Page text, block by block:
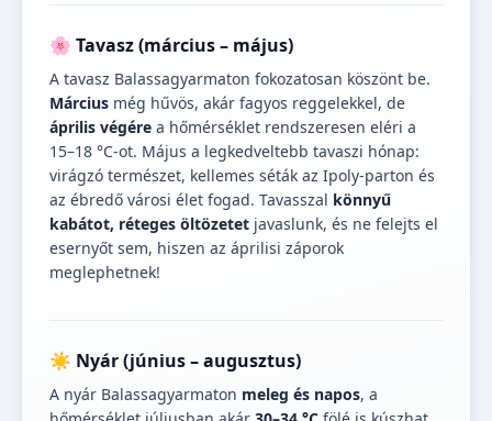
🌸 Tavasz (március – május)
A tavasz Balassagyarmaton fokozatosan köszönt be.
Március még hűvös, akár fagyos reggelekkel, de
április végére a hőmérséklet rendszeresen eléri a
15–18 °C-ot. Május a legkedveltebb tavaszi hónap:
virágzó természet, kellemes séták az Ipoly-parton és
az ébredő városi élet fogad. Tavasszal könnyű
kabátot, réteges öltözetet javaslunk, és ne felejts el
esernyőt sem, hiszen az áprilisi záporok
meglephetnek!
☀️ Nyár (június – augusztus)
A nyár Balassagyarmaton meleg és napos, a